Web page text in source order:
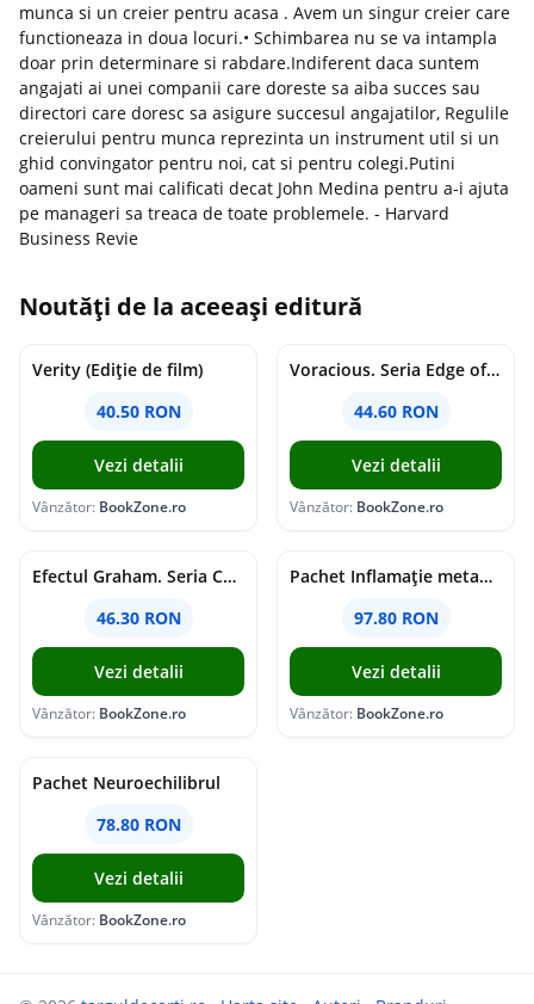
munca si un creier pentru acasa . Avem un singur creier care
functioneaza in doua locuri.• Schimbarea nu se va intampla
doar prin determinare si rabdare.Indiferent daca suntem
angajati ai unei companii care doreste sa aiba succes sau
directori care doresc sa asigure succesul angajatilor, Regulile
creierului pentru munca reprezinta un instrument util si un
ghid convingator pentru noi, cat si pentru colegi.Putini
oameni sunt mai calificati decat John Medina pentru a-i ajuta
pe manageri sa treaca de toate problemele. - Harvard
Business Revie
Noutăți de la aceeași editură
Verity (Ediție de film)
40.50 RON
Vezi detalii
Vânzător: BookZone.ro
Voracious. Seria Edge of Darkness Vol.2
44.60 RON
Vezi detalii
Vânzător: BookZone.ro
Efectul Graham. Seria Campus Diaries Vol.1
46.30 RON
Vezi detalii
Vânzător: BookZone.ro
Pachet Inflamație metabolism și creier
97.80 RON
Vezi detalii
Vânzător: BookZone.ro
Pachet Neuroechilibrul
78.80 RON
Vezi detalii
Vânzător: BookZone.ro